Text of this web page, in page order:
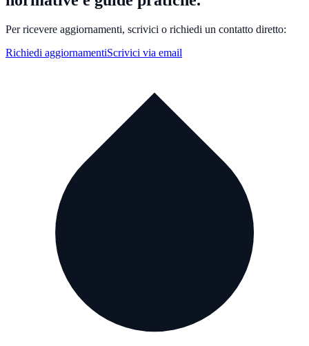
Per ricevere aggiornamenti, scrivici o richiedi un contatto diretto:
Richiedi aggiornamentiScrivici via email